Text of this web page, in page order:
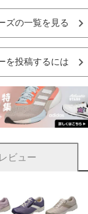
ズの一覧を見る
を投稿するには
レビュー